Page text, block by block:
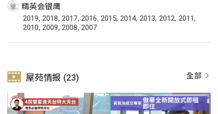
精英会银鹰
2019, 2018, 2017, 2016, 2015, 2014, 2013, 2012, 2011,
2010, 2009, 2008, 2007
全部
屋苑情报 (23)